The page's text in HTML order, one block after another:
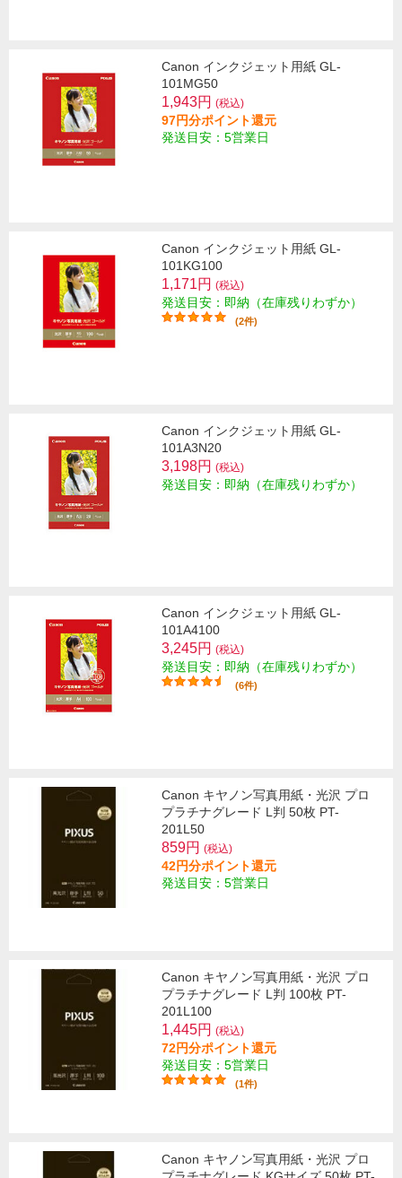
Canon インクジェット用紙 GL-
101MG50
1,943円 (税込)
97円分ポイント還元
発送目安：5営業日
Canon インクジェット用紙 GL-
101KG100
1,171円 (税込)
発送目安：即納（在庫残りわずか）
(2件)
Canon インクジェット用紙 GL-
101A3N20
3,198円 (税込)
発送目安：即納（在庫残りわずか）
Canon インクジェット用紙 GL-
101A4100
3,245円 (税込)
発送目安：即納（在庫残りわずか）
(6件)
Canon キヤノン写真用紙・光沢 プロ
プラチナグレード L判 50枚 PT-
201L50
859円 (税込)
42円分ポイント還元
発送目安：5営業日
Canon キヤノン写真用紙・光沢 プロ
プラチナグレード L判 100枚 PT-
201L100
1,445円 (税込)
72円分ポイント還元
発送目安：5営業日
(1件)
Canon キヤノン写真用紙・光沢 プロ